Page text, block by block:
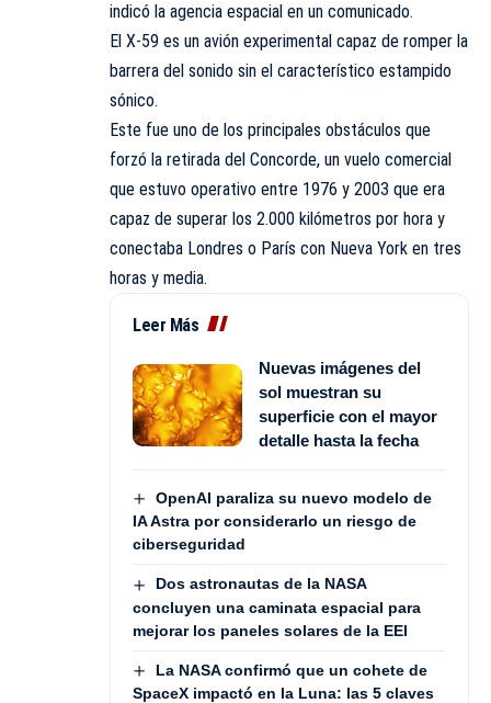
indicó la agencia espacial en un comunicado.
El X-59 es un avión experimental capaz de romper la
barrera del sonido sin el característico estampido
sónico.
Este fue uno de los principales obstáculos que
forzó la retirada del Concorde, un vuelo comercial
que estuvo operativo entre 1976 y 2003 que era
capaz de superar los 2.000 kilómetros por hora y
conectaba Londres o París con Nueva York en tres
horas y media.
Leer Más
Nuevas imágenes del
sol muestran su
superficie con el mayor
detalle hasta la fecha
OpenAI paraliza su nuevo modelo de
IA Astra por considerarlo un riesgo de
ciberseguridad
Dos astronautas de la NASA
concluyen una caminata espacial para
mejorar los paneles solares de la EEI
La NASA confirmó que un cohete de
SpaceX impactó en la Luna: las 5 claves